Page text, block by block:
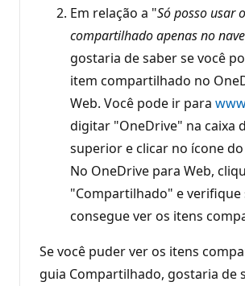
Em relação a "Só posso usar
compartilhado apenas no
gostaria de saber se você
item compartilhado no
Web. Você pode ir para
digitar "OneDrive" na caixa
superior e clicar no ícone
No OneDrive para Web,
"Compartilhado" e verifique
consegue ver os itens
Se você puder ver os itens
guia Compartilhado, gostaria de